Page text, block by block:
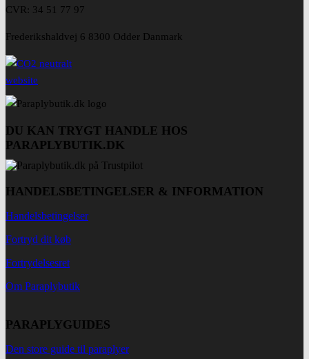
CVR: 34 51 77 97
Frederikshaldvej 6 8300 Odder Danmark
DU KAN TRYGT HANDLE HOS
PARAPLYBUTIK.DK
HANDELSBETINGELSER & INFORMATION
Handelsbetingelser
Fortryd dit køb
Fortrydelsesret
Om Paraplybutik
PARAPLYGUIDES
Den store guide til paraplyer